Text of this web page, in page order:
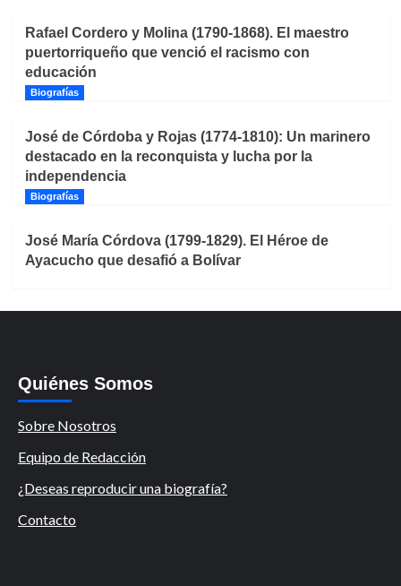
Rafael Cordero y Molina (1790-1868). El maestro
puertorriqueño que venció el racismo con
educación
Biografías
José de Córdoba y Rojas (1774-1810): Un marinero
destacado en la reconquista y lucha por la
independencia
Biografías
José María Córdova (1799-1829). El Héroe de
Ayacucho que desafió a Bolívar
Quiénes Somos
Sobre Nosotros
Equipo de Redacción
¿Deseas reproducir una biografía?
Contacto